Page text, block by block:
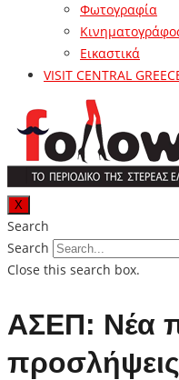
Φωτογραφία
Εικαστικά
VISIT CENTRAL
X
Search
Search
Close this search box.
ΑΣΕΠ: Νέα